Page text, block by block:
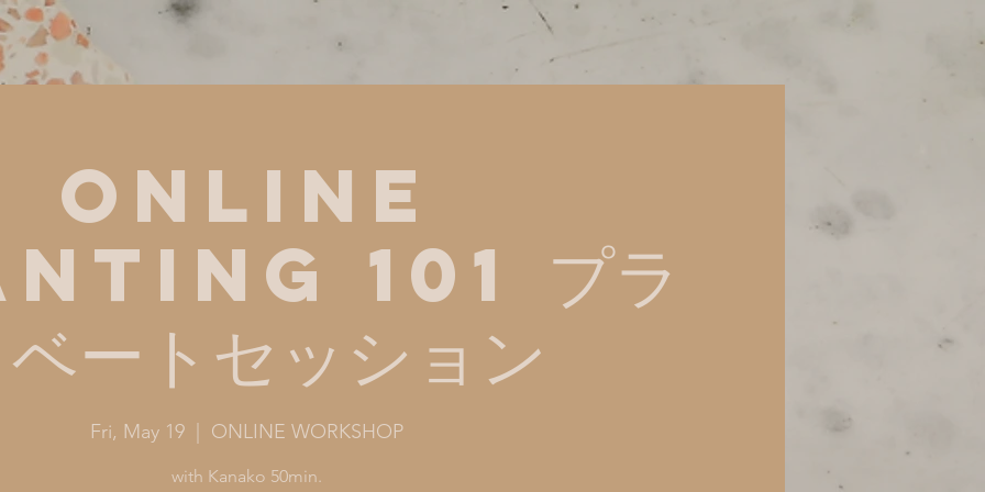
ONLINE
101 プラ
ートセッション
Fri, May 19
  |
ONLINE WORKSHOP
with Kanako 50min.